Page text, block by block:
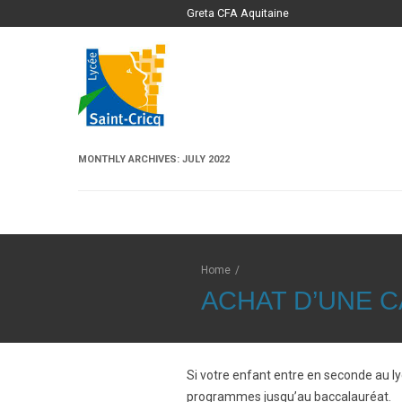
Greta CFA Aquitaine
MONTHLY ARCHIVES: JULY 2022
Home /
ACHAT D’UNE
Si votre enfant entre en seconde au
programmes jusqu’au baccalauréat.